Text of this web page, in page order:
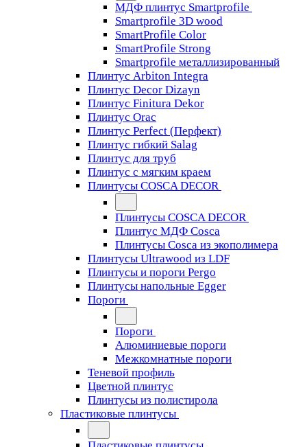
МДФ плинтус Smartprofile
Smartprofile 3D wood
SmartProfile Color
SmartProfile Strong
Smartprofile металлизированный
Плинтус Arbiton Integra
Плинтус Decor Dizayn
Плинтус Finitura Dekor
Плинтус Orac
Плинтус Perfect (Перфект)
Плинтус гибкий Salag
Плинтус для труб
Плинтус с мягким краем
Плинтусы COSCA DECOR
Плинтусы COSCA DECOR
Плинтус МДФ Cosca
Плинтусы Cosca из экополимера
Плинтусы Ultrawood из LDF
Плинтусы и пороги Pergo
Плинтусы напольные Egger
Пороги
Пороги
Алюминиевые пороги
Межкомнатные пороги
Теневой профиль
Цветной плинтус
Плинтусы из полистирола
Пластиковые плинтусы